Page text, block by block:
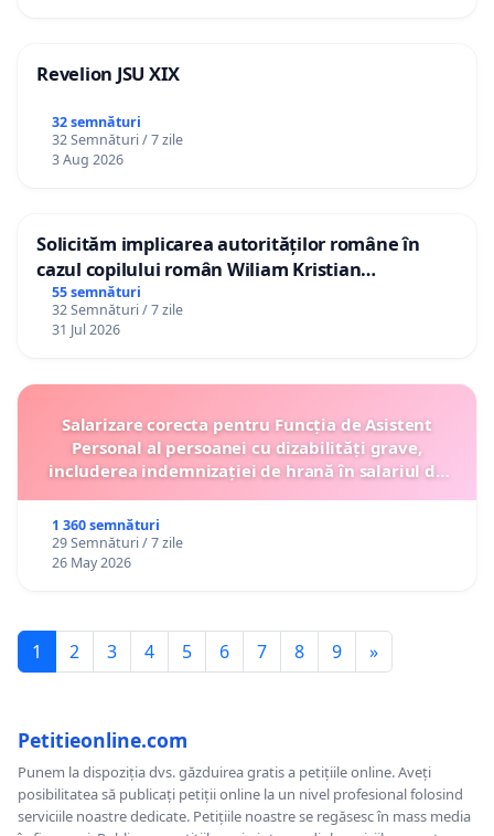
Revelion JSU XIX
32 semnături
32 Semnături / 7 zile
3 Aug 2026
Solicităm implicarea autorităților române în
cazul copilului român Wiliam Kristian
Gheorghe, aflat în plasament în Danemarca de
12 ani
55 semnături
32 Semnături / 7 zile
31 Jul 2026
Salarizare corecta pentru Funcția de Asistent
Personal al persoanei cu dizabilități grave,
includerea indemnizației de hrană în salariul de
1 360 semnături
29 Semnături / 7 zile
26 May 2026
1 2 3 4 5 6 7 8 9 »
Petitieonline.com
Punem la dispoziția dvs. găzduirea gratis a petițiile online. Aveți
posibilitatea să publicați petiții online la un nivel profesional folosind
serviciile noastre dedicate. Petițiile noastre se regăsesc în mass media